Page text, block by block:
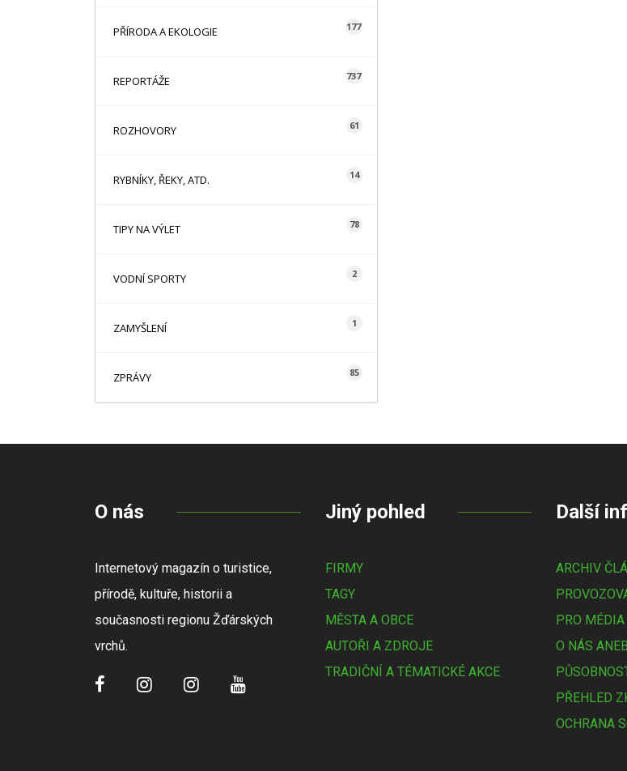
PŘÍRODA A EKOLOGIE 177
REPORTÁŽE 737
ROZHOVORY 61
RYBNÍKY, ŘEKY, ATD. 14
TIPY NA VÝLET 78
VODNÍ SPORTY 2
ZAMYŠLENÍ 1
ZPRÁVY 85
O nás
Internetový magazín o turistice,
přírodě, kultuře, historii a
současnosti regionu Žďárských
vrchů.
Jiný pohled
FIRMY
TAGY
MĚSTA A OBCE
AUTOŘI A ZDROJE
TRADIČNÍ A TÉMATICKÉ AKCE
Další
ARCHIV
PRO MÉDIA
O NÁS
PŘEHLED
OCHRANA